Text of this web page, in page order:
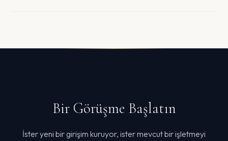
Bir Görüşme Başlatın
İster yeni bir girişim kuruyor, ister mevcut bir işletmeyi